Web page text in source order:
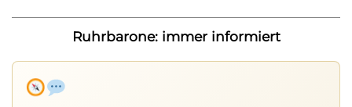
Ruhrbarone: immer informiert